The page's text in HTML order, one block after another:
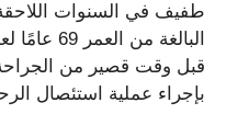
طفيف في السنوات
البالغة
قبل وقت قصير من
بإجراء عملية استئصال